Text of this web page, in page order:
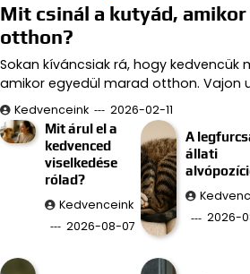
Mit csinál a kutyád, amikor
otthon?
Sokan kíváncsiak rá, hogy kedvencük
amikor egyedül marad otthon. Vajon
Kedvenceink
2026-02-11
Mit árul el a
kedvenced
viselkedése
rólad?
Kedvenceink
2026-08-07
A
állati
2026-